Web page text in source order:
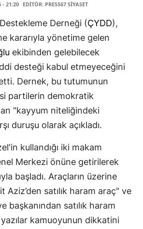
- 21:20 EDİTÖR: PRESS67 SİYASET
Derneği (ÇYDD),
kararıyla yönetime gelen
ekibinden gelebilecek
desteği kabul etmeyeceğini
Dernek, bu tutumunun
partilerin demokratik
"kayyum niteliğindeki
duruşu olarak açıkladı.
kullandığı iki makam
Merkezi önüne getirilerek
başladı. Araçların üzerine
Aziz’den satılık haram araç" ve
başkanından satılık haram
kamuoyunun dikkatini